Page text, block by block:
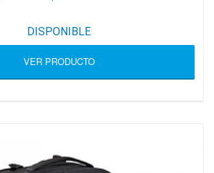
DISPONIBLE
VER PRODUCTO